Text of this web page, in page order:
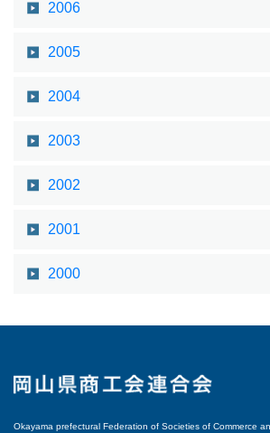
2006
2005
2004
2003
2002
2001
2000
Okayama prefectural Federation of Societies of Commerce